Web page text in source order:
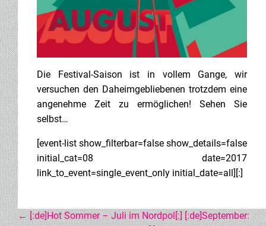
Die Festival-Saison ist in vollem Gange, wir
versuchen den Daheimgebliebenen trotzdem eine
angenehme Zeit zu ermöglichen! Sehen Sie
selbst…
[event-list show_filterbar=false show_details=false
initial_cat=08 date=2017
link_to_event=single_event_only initial_date=all][:]
←[:de]Hot Sommer – Juli im Nordpol[:] [:de]September: